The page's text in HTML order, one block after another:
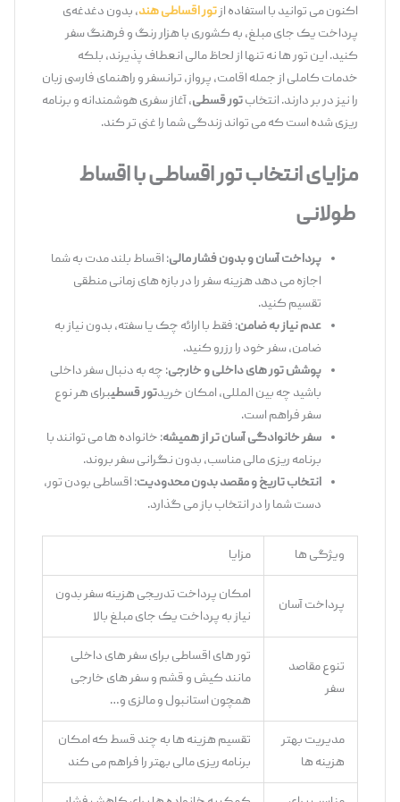
اکنون می ‌توانید با استفاده ازتور اقساطی هند، بدون دغدغه‌ی
پرداخت یک‌ جای مبلغ، به کشوری با هزار رنگ و فرهنگ سفر
کنید. این تور ها نه تنها از لحاظ مالی انعطاف ‌پذیرند، بلکه
خدمات کاملی از جمله اقامت، پرواز، ترانسفر و راهنمای فارسی ‌زبان
را نیز در بر دارند. انتخابتور قسطی، آغاز سفری هوشمندانه و برنامه
‌ریزی ‌شده است که می‌ تواند زندگی شما را غنی ‌تر کند.
مزایای انتخاب تور اقساطی با اقساط
طولانی
پرداخت آسان و بدون فشار مالی: اقساط بلند مدت به شما
اجازه می ‌دهد هزینه سفر را در بازه‌ های زمانی منطقی
تقسیم کنید.
عدم نیاز به ضامن: فقط با ارائه چک یا سفته، بدون نیاز به
ضامن، سفر خود را رزرو کنید.
پوشش تور های داخلی و خارجی: چه به دنبال سفر داخلی
باشید چه بین ‌المللی، امکان خریدتور قسطیبرای هر نوع
سفر فراهم است.
سفر خانوادگی آسان ‌تر از همیشه: خانواده ‌ها می ‌توانند با
برنامه ‌ریزی مالی مناسب، بدون نگرانی سفر بروند.
انتخاب تاریخ و مقصد بدون محدودیت: اقساطی بودن تور،
دست شما را در انتخاب باز می ‌گذارد.
ویژگی ‌ها
پرداخت آسان
امکان پرداخت تدریجی هزینه سفر بدون
نیاز به پرداخت یک ‌جای مبلغ بالا
تنوع مقاصد
تور های اقساطی برای سفر های داخلی
مانند کیش و قشم و سفر های خارجی
همچون استانبول و مالزی و…
مدیریت بهتر
هزینه‌ ها
تقسیم هزینه‌ ها به چند قسط که امکان
برنامه ‌ریزی مالی بهتر را فراهم می ‌کند